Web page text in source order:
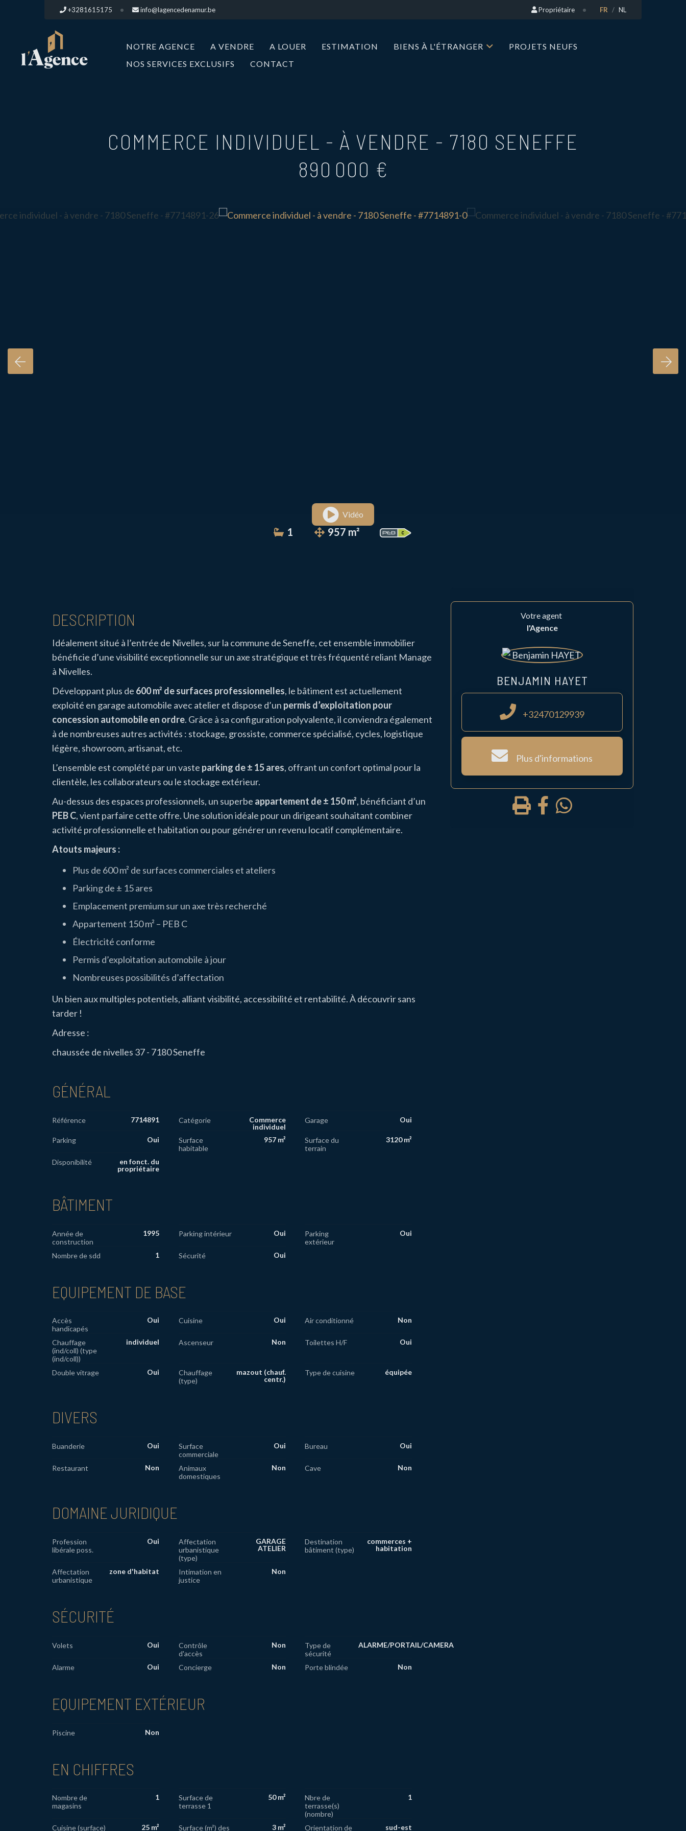
+3281615175 info@lagencedenamur.be Propriétaire FR NL
NOTRE AGENCE A VENDRE A LOUER ESTIMATION BIENS À L'ÉTRANGER
PROJETS NEUFS
NOS SERVICES EXCLUSIFS
CONTACT
COMMERCE INDIVIDUEL - À VENDRE - 7180 SENEFFE
890 000 €
Vidéo
1 957 m²
DESCRIPTION
Idéalement situé à l’entrée de Nivelles, sur la commune de Seneffe, cet ensemble immobilier
bénéficie d’une visibilité exceptionnelle sur un axe stratégique et très fréquenté reliant Manage
à Nivelles.
Développant plus de 600 m² de surfaces professionnelles, le bâtiment est actuellement
exploité en garage automobile avec atelier et dispose d’un permis d’exploitation pour
concession automobile en ordre. Grâce à sa configuration polyvalente, il conviendra également
à de nombreuses autres activités : stockage, grossiste, commerce spécialisé, cycles, logistique
légère, showroom, artisanat, etc.
L’ensemble est complété par un vaste parking de ± 15 ares, offrant un confort optimal pour la
clientèle, les collaborateurs ou le stockage extérieur.
Au-dessus des espaces professionnels, un superbe appartement de ± 150 m², bénéficiant d’un
PEB C, vient parfaire cette offre. Une solution idéale pour un dirigeant souhaitant combiner
activité professionnelle et habitation ou pour générer un revenu locatif complémentaire.
Atouts majeurs :
Plus de 600 m² de surfaces commerciales et ateliers
Parking de ± 15 ares
Emplacement premium sur un axe très recherché
Appartement 150 m² – PEB C
Électricité conforme
Permis d’exploitation automobile à jour
Nombreuses possibilités d’affectation
Un bien aux multiples potentiels, alliant visibilité, accessibilité et rentabilité. À découvrir sans
tarder !
Adresse :
chaussée de nivelles 37 - 7180 Seneffe
GÉNÉRAL
Référence 7714891 Catégorie
Commerce
individuel
Garage Oui
Parking Oui
Surface
habitable
957 m²
Surface du
terrain
3120 m²
Disponibilité
en fonct. du
propriétaire
BÂTIMENT
Année de
construction
1995 Parking intérieur Oui
Parking
extérieur
Oui
Nombre de sdd 1 Sécurité Oui
EQUIPEMENT DE BASE
Accès
handicapés
Oui Cuisine Oui Air conditionné Non
Chauffage
(ind/coll) (type
(ind/coll))
individuel Ascenseur Non Toilettes H/F Oui
Double vitrage Oui
Chauffage
(type)
mazout (chauf.
centr.)
Type de cuisine équipée
DIVERS
Buanderie Oui
Surface
commerciale
Oui Bureau Oui
Restaurant Non
Animaux
domestiques
Non Cave Non
DOMAINE JURIDIQUE
Profession
libérale poss.
Oui
Affectation
urbanistique
(type)
GARAGE
ATELIER
Destination
bâtiment (type)
commerces +
habitation
Affectation
urbanistique
zone d'habitat
Intimation en
justice
Non
SÉCURITÉ
Volets Oui
Contrôle
d'accès
Non
Type de
sécurité
ALARME/PORTAIL/CAMERA
Alarme Oui Concierge Non Porte blindée Non
EQUIPEMENT EXTÉRIEUR
Piscine Non
EN CHIFFRES
Nombre de
magasins
1
Surface de
terrasse 1
50 m²
Nbre de
terrasse(s)
(nombre)
1
Cuisine (surface) 25 m² Surface (m²) des 3 m² Orientation de sud-est
Votre agent
l'Agence
BENJAMIN HAYET
+32470129939
Plus d'informations